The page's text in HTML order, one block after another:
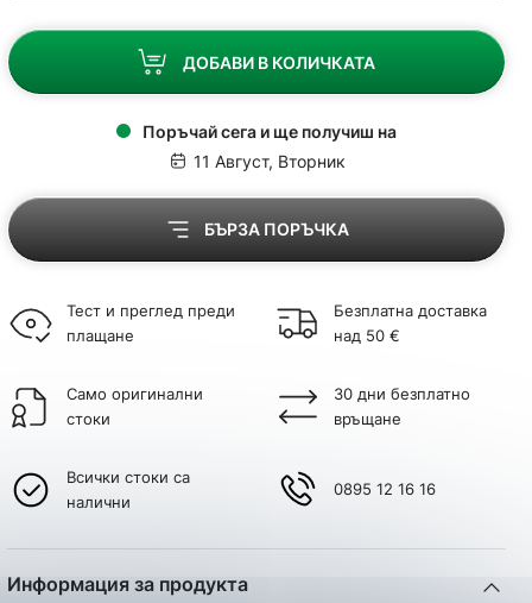
ДОБАВИ В КОЛИЧКАТА
Поръчай сега и ще получиш на
11 Август, Вторник
БЪРЗА ПОРЪЧКА
Тест и преглед преди
плащане
Безплатна доставка
над 50 €
Само оригинални
стоки
30 дни безплатно
връщане
Всички стоки са
налични
0895 12 16 16
Информация за продукта